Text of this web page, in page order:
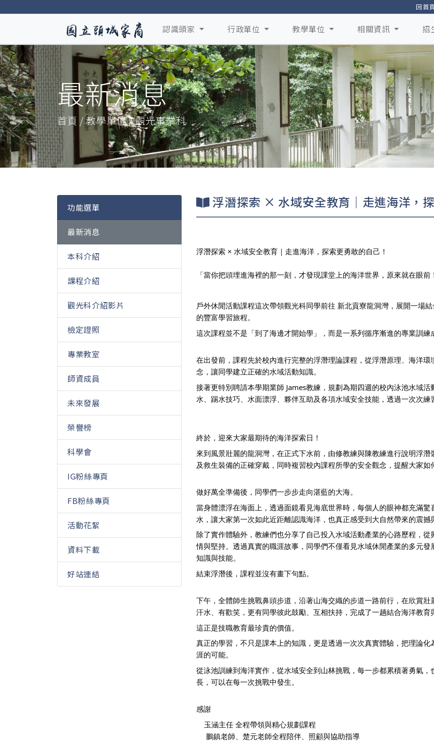
回首
認識頭家 行政單位 教學單位 相關資訊 招
最新消息
首頁 / 教學單位 / 觀光事業科
功能選單
最新消息
本科介紹
課程介紹
觀光科介紹影片
檢定證照
專業教室
師資成員
未來發展
榮譽榜
科學會
IG粉絲專頁
FB粉絲專頁
活動花絮
資料下載
好站連結
浮潛探索 × 水域安全教育｜走進海洋，
浮潛探索 × 水域安全教育｜走進海洋，探索更勇敢的自己！
「當你把頭埋進海裡的那一刻，才發現課堂上的海洋世界，原來就在眼前
戶外休閒活動課程這次帶領觀光科同學前往 新北貢寮龍洞灣，展開一場
的豐富學習旅程。
這次課程並不是「到了海邊才開始學」，而是一系列循序漸進的專業訓練
在出發前，課程先於校內進行完整的浮潛理論課程，從浮潛原理、海洋
念，讓同學建立正確的水域活動知識。
接著更特別聘請本學期業師 James教練，規劃為期四週的校內泳池水域
水、踢水技巧、水面漂浮、夥伴互助及各項水域安全技能，透過一次次練
終於，迎來大家最期待的海洋探索日！
來到風景壯麗的龍洞灣，在正式下水前，由修教練與陳教練進行說明浮
及救生裝備的正確穿戴，同時複習校內課程所學的安全觀念，提醒大家如
做好萬全準備後，同學們一步步走向湛藍的大海。
當身體漂浮在海面上，透過面鏡看見海底世界時，每個人的眼神都充滿
水，讓大家第一次如此近距離認識海洋，也真正感受到大自然帶來的震撼
除了實作體驗外，教練們也分享了自己投入水域活動產業的心路歷程，
情與堅持。透過真實的職涯故事，同學們不僅看見水域休閒產業的多元發
知識與技能。
結束浮潛後，課程並沒有畫下句點。
下午，全體師生挑戰鼻頭步道，沿著山海交織的步道一路前行，在欣賞
汗水、有歡笑，更有同學彼此鼓勵、互相扶持，完成了一趟結合海洋教育
這正是技職教育最珍貴的價值。
真正的學習，不只是課本上的知識，更是透過一次次真實體驗，把理論
涯的可能。
從泳池訓練到海洋實作，從水域安全到山林挑戰，每一步都累積著勇氣
長，可以在每一次挑戰中發生。
感謝
玉涵主任 全程帶領與精心規劃課程
鵬鎮老師、楚元老師全程陪伴、照顧與協助指導